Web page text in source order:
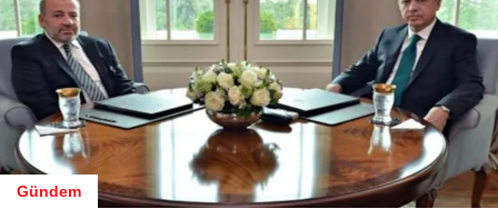
Gündem